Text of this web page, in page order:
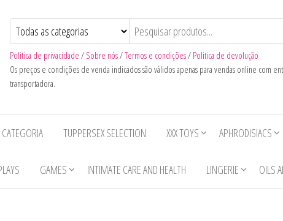
Politica de privacidade / Sobre nós/Termos e condições/ Politica de devolução
Os preços e condições de venda indicados são válidos apenas para vendas online com
transportadora.
TUPPERSEX SELECTION XXX TOYS APHRODISIACS
GAMES INTIMATE CARE AND HEALTH LINGERIE OILS